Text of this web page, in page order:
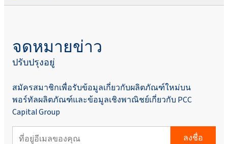
จดหมายข่าว
ปรับปรุงอยู่
สมัครสมาชิกเพื่อรับข้อมูลเกี่ยวกับผลิตภัณฑ์ใหม่บน
พอร์ทัลผลิตภัณฑ์และข้อมูลเชิงพาณิชย์เกี่ยวกับ PCC
Capital Group
ลงชื่อ